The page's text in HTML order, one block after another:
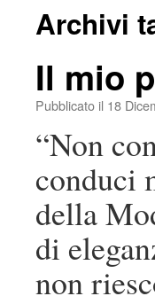
Archivi
Il mio
Pubblicato il 18
“Non
conduci
della
di
non